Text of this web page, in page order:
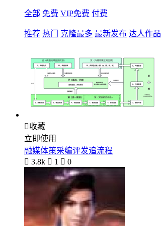
全部 免费 VIP免费 付费
推荐 热门 克隆最多 最新发布 达人作品
收藏
立即使用
融媒体策采编评发追流程
 3.8k  1  0